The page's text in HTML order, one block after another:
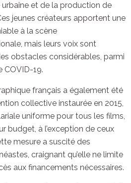
et de la production de
jeunes créateurs apportent une
à la scène
mais leurs voix sont
obstacles considérables, parmi
COVID-19.
français a également été
collective instaurée en 2015,
uniforme pour tous les films,
budget, à l’exception de ceux
mesure a suscité des
craignant qu’elle ne limite
aux financements nécessaires.